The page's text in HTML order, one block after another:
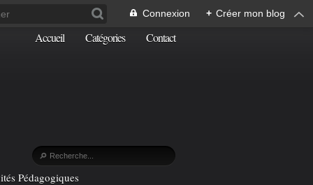
Connexion + Créer mon blog
Accueil Catégories Contact
Pédagogiques